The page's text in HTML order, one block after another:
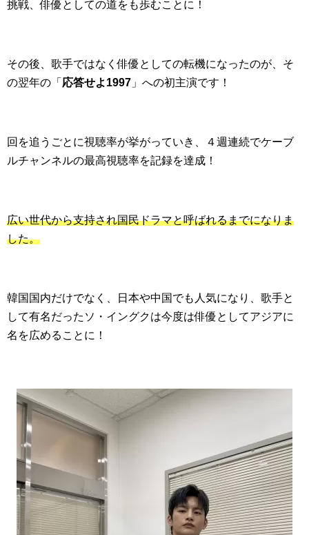
挑戦、俳優としての道をも歩むことに！
その後、歌手ではなく俳優としての転機になったのが、そ
の翌年の「 応答せよ1997 」への初主演です！
回を追うごとに視聴率が挙がっていき、４週連続でケーブ
ルチャンネルの最高視聴率を記録を達成！
広い世代から支持され国民ドラマと呼ばれるまでになりま
した。
韓国国内だけでなく、日本や中国でも人気になり、歌手と
して有名だったソ・イングクは今度は俳優としてアジアに
名を広めることに！